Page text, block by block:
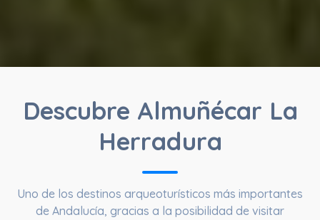
Descubre Almuñécar La
Herradura
Uno de los destinos arqueoturísticos más importantes
de Andalucía, gracias a la posibilidad de visitar